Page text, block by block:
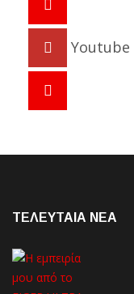
Youtube
ΤΕΛΕΥΤΑΙΑ NEA